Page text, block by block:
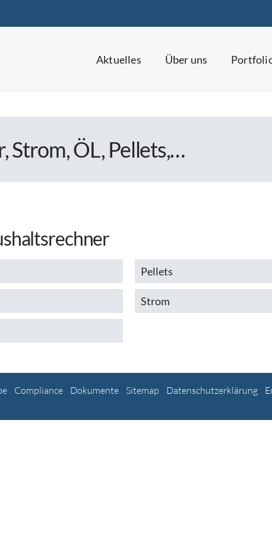
Aktuelles Über uns
Strom, ÖL, Pellets,…
Pellets
Strom
Compliance Dokumente Sitemap Datenschutzerklärung